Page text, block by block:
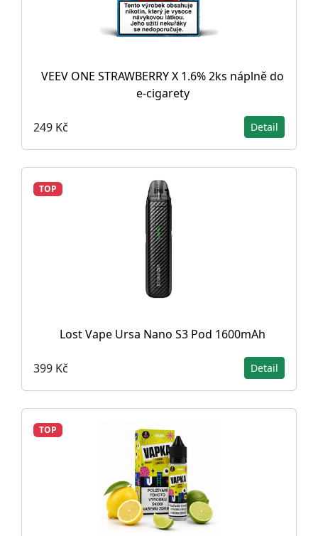
VEEV ONE STRAWBERRY X 1.6% 2ks náplně do
e-cigarety
249 Kč Detail
TOP
Lost Vape Ursa Nano S3 Pod 1600mAh
399 Kč Detail
TOP